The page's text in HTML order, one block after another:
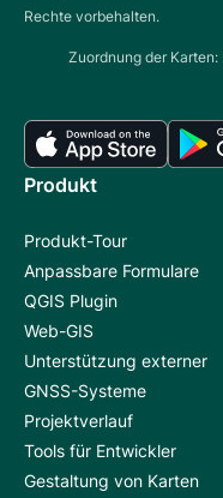
Rechte vorbehalten.
Zuordnung der
Produkt
Produkt-Tour
Anpassbare Formulare
QGIS Plugin
Web-GIS
Unterstützung externer
GNSS-Systeme
Projektverlauf
Tools für Entwickler
Gestaltung von Karten